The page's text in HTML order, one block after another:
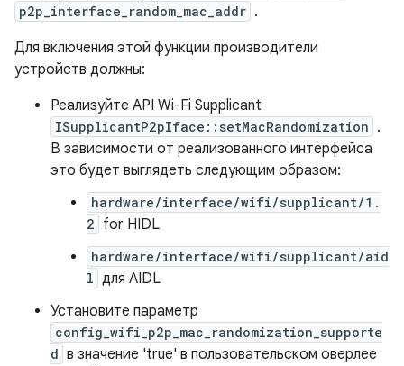
p2p_interface_random_mac_addr .
Для включения этой функции производители
устройств должны:
Реализуйте API Wi-Fi Supplicant
ISupplicantP2pIface::setMacRandomization .
В зависимости от реализованного интерфейса
это будет выглядеть следующим образом:
hardware/interface/wifi/supplicant/1.
2 for HIDL
hardware/interface/wifi/supplicant/aid
l для AIDL
Установите параметр
config_wifi_p2p_mac_randomization_supporte
d в значение 'true' в пользовательском оверлее